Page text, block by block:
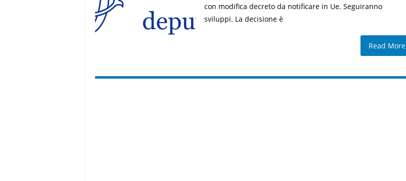
con modifica decreto da notificare in Ue. Seguiranno
sviluppi. La decisione è
Read More